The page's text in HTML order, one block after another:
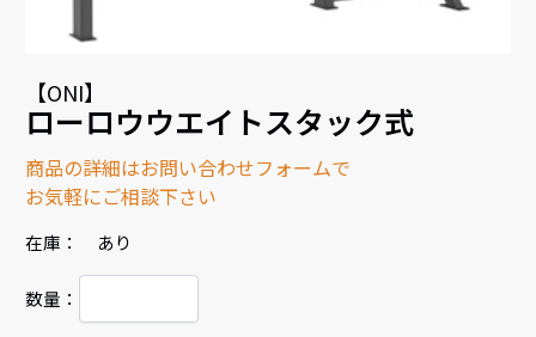
【ONI】
ローロウウエイトスタック式
商品の詳細はお問い合わせフォームで
お気軽にご相談下さい
在庫： あり
数量：